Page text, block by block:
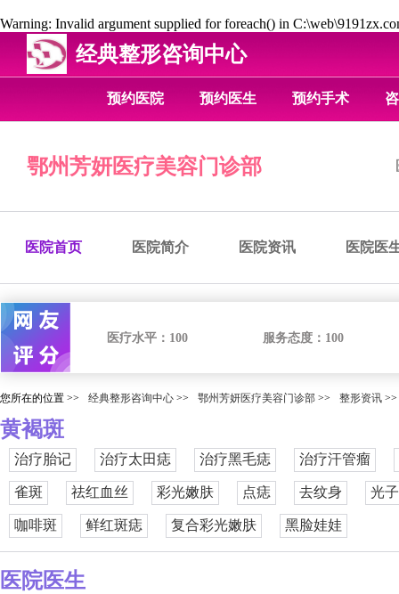
Warning: Invalid argument supplied for foreach() in
经典整形咨询中心
预约医院 预约医生 预约手术
鄂州芳妍医疗美容门诊部
医院首页 医院简介 医院资讯 医院医
医疗水平： 100 服务态度： 100
您所在的位置 >> 经典整形咨询中心 >> 鄂州芳妍医疗美容门诊部 >> 整形资讯 >>
黄褐斑
治疗胎记 治疗太田痣 治疗黑毛痣 治疗汗管瘤
雀斑 祛红血丝 彩光嫩肤 点痣 去纹身 光
咖啡斑 鲜红斑痣 复合彩光嫩肤 黑脸娃娃
医院医生